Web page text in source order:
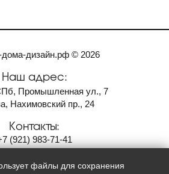
дома-дизайн.рф © 2026
Наш адрес:
Промышленная ул., 7
Нахимовский пр., 24
Контакты:
(921) 983-71-41
файлы для сохранения